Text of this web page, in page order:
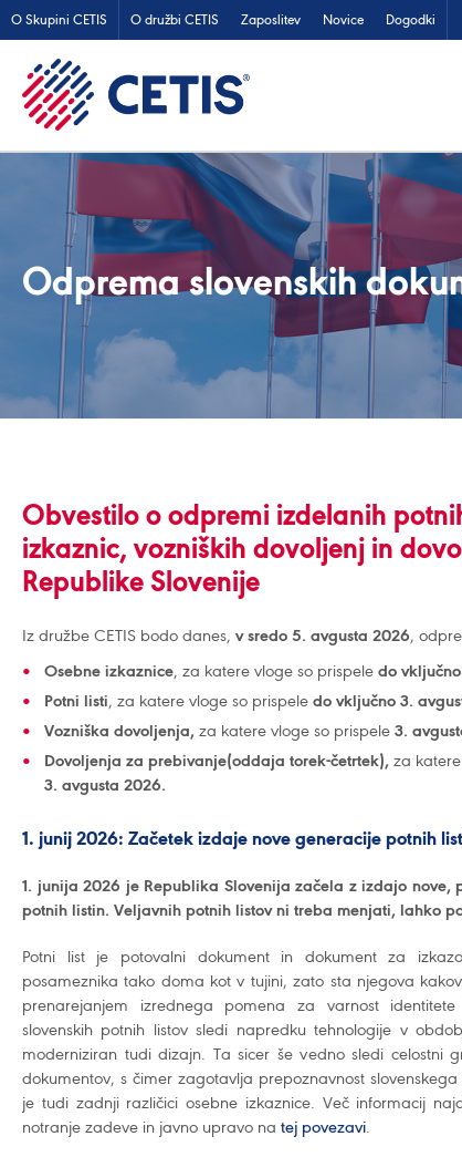
O Skupini CETIS O družbi CETIS Zaposlitev Novice Dogodki
Odprema slovenskih
Obvestilo o odpremi izdelanih
izkaznic, vozniških dovoljenj in
Republike Slovenije
Iz družbe CETIS bodo danes, v sredo 5. avgusta 2026,
Osebne izkaznice, za katere vloge so prispele do
Potni listi, za katere vloge so prispele do vključno 3.
Vozniška dovoljenja, za katere vloge so prispele 3.
Dovoljenja za prebivanje(oddaja torek-četrtek), za
3. avgusta 2026.
1. junij 2026: Začetek izdaje nove generacije potnih
1. junija 2026 je Republika Slovenija začela z izdajo nove,
potnih listin. Veljavnih potnih listov ni treba menjati, lahko
Potni list je potovalni dokument in dokument za
posameznika tako doma kot v tujini, zato sta njegova
prenarejanjem izrednega pomena za varnost
slovenskih potnih listov sledi napredku tehnologije v
moderniziran tudi dizajn. Ta sicer še vedno sledi celostni
dokumentov, s čimer zagotavlja prepoznavnost
je tudi zadnji različici osebne izkaznice. Več informacij
notranje zadeve in javno upravo na tej povezavi.